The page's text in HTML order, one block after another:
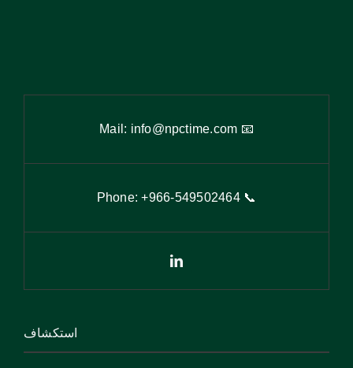
📧 Mail:
info@npctime.com
📞 Phone: +966-54
9502464
استكشاف